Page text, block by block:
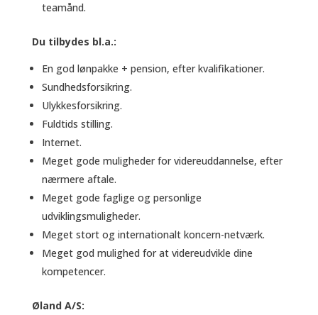
teamånd.
Du tilbydes bl.a.:
En god lønpakke + pension, efter kvalifikationer.
Sundhedsforsikring.
Ulykkesforsikring.
Fuldtids stilling.
Internet.
Meget gode muligheder for videreuddannelse, efter
nærmere aftale.
Meget gode faglige og personlige
udviklingsmuligheder.
Meget stort og internationalt koncern-netværk.
Meget god mulighed for at videreudvikle dine
kompetencer.
Øland A/S: